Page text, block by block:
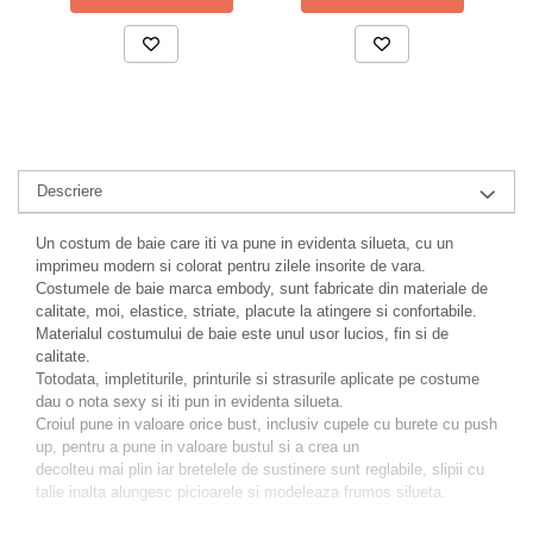
Descriere
Un costum de baie care iti va pune in evidenta silueta, cu un
imprimeu modern si colorat pentru zilele insorite de vara.
Costumele de baie marca embody, sunt fabricate din materiale de
calitate, moi, elastice, striate, placute la atingere si confortabile.
Materialul costumului de baie este unul usor lucios, fin si de
calitate.
Totodata, impletiturile, printurile si strasurile aplicate pe costume
dau o nota sexy si iti pun in evidenta silueta.
Croiul pune in valoare orice bust, inclusiv cupele cu burete cu push
up, pentru a pune in valoare bustul si a crea un
decolteu mai plin iar bretelele de sustinere sunt reglabile, slipii cu
talie inalta alungesc picioarele si modeleaza frumos silueta.